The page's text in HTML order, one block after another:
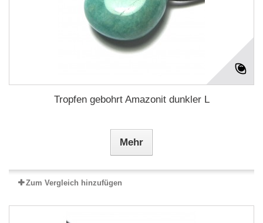
Tropfen gebohrt Amazonit dunkler L
Mehr
Zum Vergleich hinzufügen